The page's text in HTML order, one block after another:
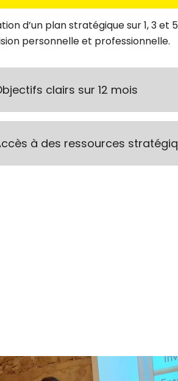
d’un plan stratégique sur 1, 3 et
personnelle et professionnelle.
clairs sur 12 mois
à des ressources